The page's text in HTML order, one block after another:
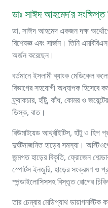
ডাঃ সাঈদ আহমেদ’র সংক্ষিপ্ত
ডা. সাঈদ আহমেদ একজন দক্ষ
বিশেষজ্ঞ এবং সার্জন। তিনি
অর্জন করেছেন।
বর্তমানে ইসলামী ব্যাংক মেডিকেল
বিভাগের সহযোগী অধ্যাপক হিসেবে
ফ্র্যাকচার, হাঁটু, কাঁধ, কোমর ও
ডিস্ক, বাত।
রিউমাটয়েড আর্থ্রাইটিস, হাঁটু ও হিপ
দুর্ঘটনাজনিত হাড়ের সমস্যা।
জন্মগত হাড়ের বিকৃতি, ফ্রোজেন
স্পোর্টস ইনজুরি, হাড়ের সংক্রমণ ও
স্পন্ডাইলোসিসসহ বিস্তৃত রোগের
তার চেম্বার মেডিপ্যাথ